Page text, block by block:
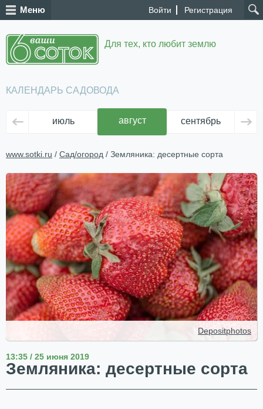
Войти Регистрация
Меню
Для тех, кто любит землю
КАЛЕНДАРЬ САДОВОДА
июль август сентябрь
www.sotki.ru / Сад/огород / Земляника: десертные сорта
Depositphotos
13:35 / 25 июня 2019
Земляника: десертные сорта